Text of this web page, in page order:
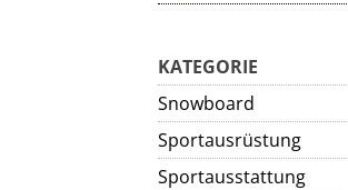
KATEGORIE
Snowboard
Sportausrüstung
Sportausstattung